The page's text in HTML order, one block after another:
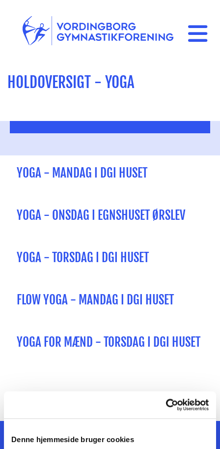
Denne hjemmeside bruger cookies
HOLDOVERSIGT - YOGA
YOGA - MANDAG I DGI HUSET
YOGA - ONSDAG I EGNSHUSET ØRSLEV
YOGA - TORSDAG I DGI HUSET
FLOW YOGA - MANDAG I DGI HUSET
YOGA FOR MÆND - TORSDAG I DGI HUSET